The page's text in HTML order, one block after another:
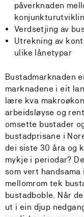
påverknaden
Verdsetjing av
Utrekning av
ulike lånetypar
Bustadmarknaden
marknadene i eit
lære kva
arbeidsløyse og
omsette bustader
bustadprisane i
dei siste 30 åra og
mykje i periodar?
som vert
mellomrom tek
bustadboble. Når
ut i ein djup